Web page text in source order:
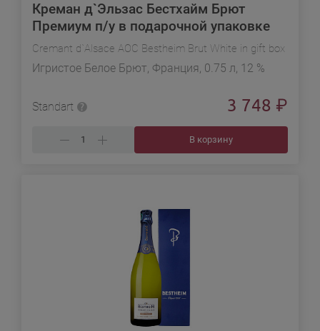
Креман д`Эльзас Бестхайм Брют
Премиум п/у в подарочной упаковке
Cremant d`Alsace AOC Bestheim Brut White in gift box
Игристое Белое Брют, Франция, 0.75 л, 12 %
Standart 3 748 ₽
В корзину